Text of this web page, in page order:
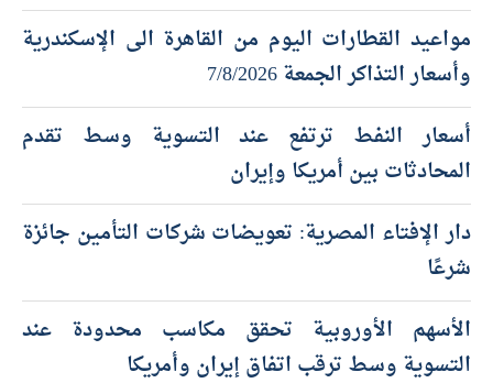
مواعيد القطارات اليوم من القاهرة الى الإسكندرية
وأسعار التذاكر الجمعة 7/8/2026
أسعار النفط ترتفع عند التسوية وسط تقدم
المحادثات بين أمريكا وإيران
دار الإفتاء المصرية: تعويضات شركات التأمين جائزة
شرعًا
الأسهم الأوروبية تحقق مكاسب محدودة عند
التسوية وسط ترقب اتفاق إيران وأمريكا